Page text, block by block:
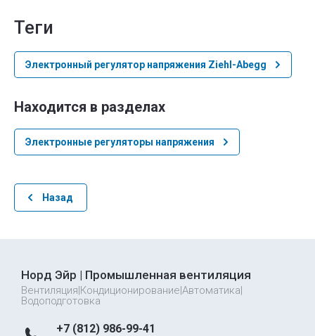
теги
Электронный регулятор напряжения Ziehl-Abegg
Находится в разделах
Электронные регуляторы напряжения
Назад
Норд Эйр | Промышленная вентиляция
Вентиляция|Кондиционирование|Автоматика|
Водоподготовка
+7 (812) 986-99-41